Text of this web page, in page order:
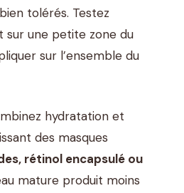
tolérés. Testez
sur une petite zone du
sur l’ensemble du
hydratation et
des masques
rétinol encapsulé ou
mature produit moins